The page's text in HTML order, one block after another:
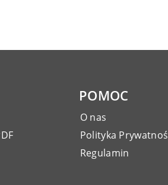
POMOC
O nas
Polityka
Regulamin